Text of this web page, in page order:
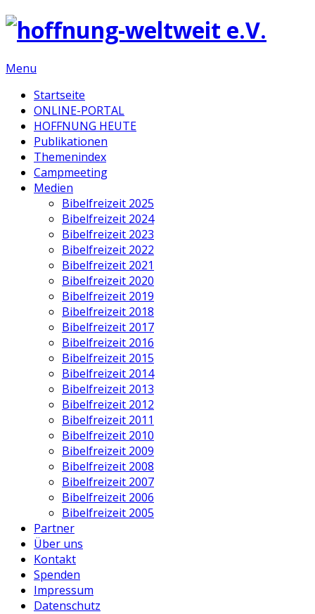
Menu
Startseite
ONLINE-PORTAL
HOFFNUNG HEUTE
Publikationen
Themenindex
Campmeeting
Medien
Bibelfreizeit 2025
Bibelfreizeit 2024
Bibelfreizeit 2023
Bibelfreizeit 2022
Bibelfreizeit 2021
Bibelfreizeit 2020
Bibelfreizeit 2019
Bibelfreizeit 2018
Bibelfreizeit 2017
Bibelfreizeit 2016
Bibelfreizeit 2015
Bibelfreizeit 2014
Bibelfreizeit 2013
Bibelfreizeit 2012
Bibelfreizeit 2011
Bibelfreizeit 2010
Bibelfreizeit 2009
Bibelfreizeit 2008
Bibelfreizeit 2007
Bibelfreizeit 2006
Bibelfreizeit 2005
Partner
Über uns
Kontakt
Spenden
Impressum
Datenschutz